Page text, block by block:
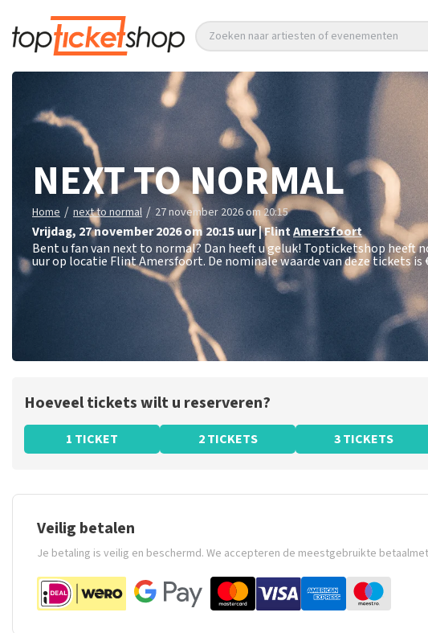
Zoeken naar artiesten of evenementen
NEXT TO NORMAL
Home / next to normal / 27 november 2026 om 20:15
vrijdag, 27 november 2026 om 20:15uur|FlintAmersfoort
Bent u fan van next to normal? Dan heeft u geluk! Topticketshop heeft
uur op locatie Flint Amersfoort. De nominale waarde van deze tickets is
Hoeveel tickets wilt u reserveren?
1 TICKET 2 TICKETS 3 TICKETS
Veilig betalen
Je betaling is veilig en beschermd. We accepteren de meestgebruikte